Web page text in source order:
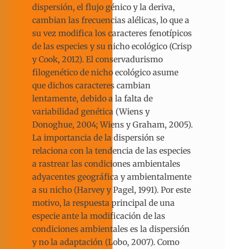
dispersión, el flujo génico y la deriva,
cambian las frecuencias alélicas, lo que a
su vez modifica los caracteres fenotípicos
de las especies y su nicho ecológico (Crisp
y Cook, 2012). El conservadurismo
filogenético de nicho ecológico asume
que dichos caracteres cambian
lentamente, debido a la falta de
variabilidad genética (Wiens y
Donoghue, 2004; Wiens y Graham, 2005).
La importancia de la dispersión se
relaciona con la tendencia de las especies
a rastrear las condiciones ambientales
adyacentes geográfica y ambientalmente
a su nicho (Harvey y Pagel, 1991). Por este
motivo, la respuesta principal de una
especie ante la modificación de las
condiciones ambientales es la dispersión
y no la adaptación (Lobo, 2007). Como